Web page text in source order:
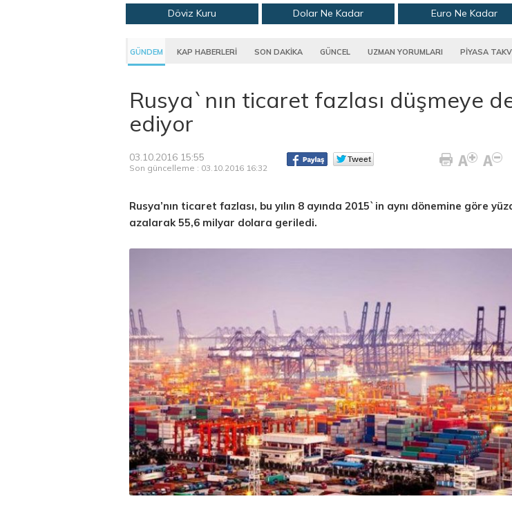
Döviz Kuru Dolar Ne Kadar Euro Ne Kadar
GÜNDEM KAP HABERLERİ SON DAKİKA GÜNCEL UZMAN YORUMLARI PİYASA
Rusya`nın ticaret fazlası düşmeye
ediyor
03.10.2016 15:55
Son güncelleme : 03.10.2016 16:32
Rusya’nın ticaret fazlası, bu yılın 8 ayında 2015`in aynı dönemine göre
azalarak 55,6 milyar dolara geriledi.